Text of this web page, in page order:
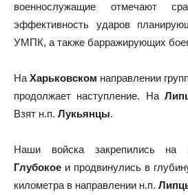
военнослужащие отмечают
эффективность ударов
УМПК, а также барражирующих
На Харьковском направлении
продолжает наступление. На
Взят н.п. Лукьянцы.
Наши войска закрепились на
Глубокое и продвинулись в
километра в направлении н.п.